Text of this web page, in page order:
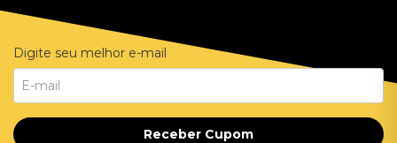
Digite seu melhor e-mail
Receber Cupom